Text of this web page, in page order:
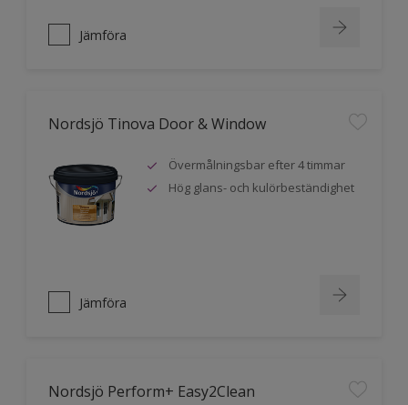
Jämföra
Nordsjö Tinova Door & Window
Övermålningsbar efter 4 timmar
Hög glans- och kulörbeständighet
Jämföra
Nordsjö Perform+ Easy2Clean